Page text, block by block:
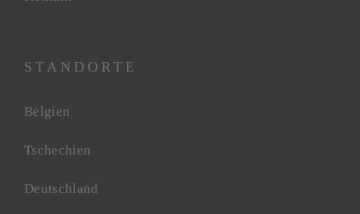
STANDORTE
Belgien
Tschechien
Deutschland